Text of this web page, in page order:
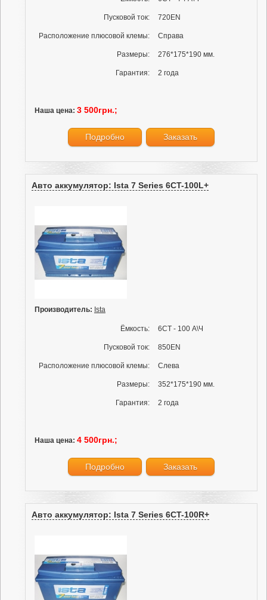
Пусковой ток: 720EN
Расположение плюсовой клемы: Справа
Размеры: 276*175*190 мм.
Гарантия: 2 года
Наша цена: 3 500грн.;
Подробно Заказать
Авто аккумулятор: Ista 7 Series 6CT-100L+
Производитель: Ista
Ёмкость: 6СТ - 100 А\Ч
Пусковой ток: 850EN
Расположение плюсовой клемы: Слева
Размеры: 352*175*190 мм.
Гарантия: 2 года
Наша цена: 4 500грн.;
Подробно Заказать
Авто аккумулятор: Ista 7 Series 6CT-100R+